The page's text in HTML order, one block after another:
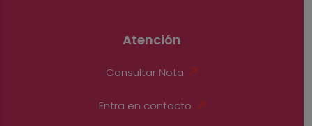
Atención
Consultar Nota
Entra en contacto